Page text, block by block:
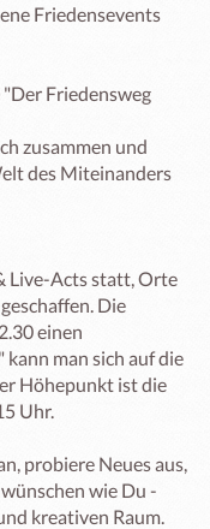
Friedensevents
Friedensweg
zusammen und
des Miteinanders
Live-Acts statt, Orte
Die
einen
man sich auf die
Höhepunkt ist die
Uhr.
probiere Neues aus,
wie Du -
kreativen Raum.